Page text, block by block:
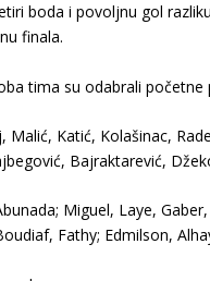
boda i povoljnu gol
finala.
tima su odabrali početne
Malić, Katić, Kolašinac,
Bajraktarević,
Miguel, Laye,
Fathy; Edmilson,